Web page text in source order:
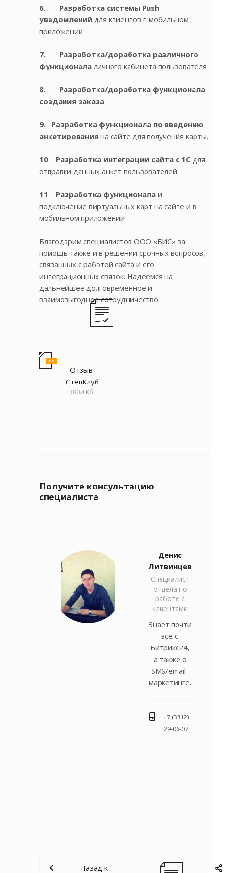
6. Разработка системы Push
уведомлений для клиентов в мобильном
приложении
7. Разработка/доработка различного
функционала личного кабинета пользователя
8. Разработка/доработка функционала
создания заказа
9. Разработка функционала по введению
анкетирования на сайте для получения карты.
10. Разработка интеграции сайта с 1С для
отправки данных анкет пользователей.
11. Разработка функционала и
подключение виртуальных карт на сайте и в
мобильном приложении
Благодарим специалистов ООО «БИС» за
помощь также и в решении срочных вопросов,
связанных с работой сайта и его
интеграционных связок. Надеемся на
дальнейшее долговременное и
взаимовыгодное сотрудничество.
Отзыв
СтепКлуб
380.4 Кб
Получите консультацию
специалиста
Денис
Литвинцев
Специалист
отдела по
работе с
клиентами
Знает почти
всё о
Битрикс24,
а также о
SMS/email-
маркетинге.
+7 (3812)
29-06-07
Назад к